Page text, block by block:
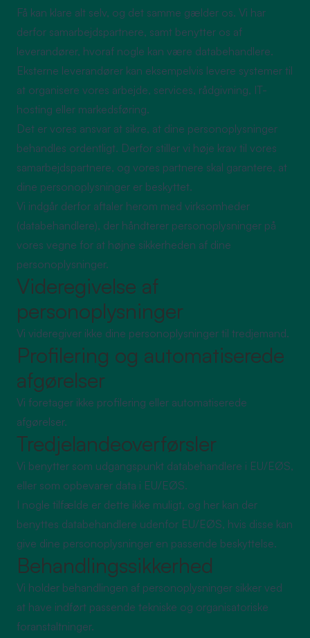
Få kan klare alt selv, og det samme gælder os. Vi har
derfor samarbejdspartnere, samt benytter os af
leverandører, hvoraf nogle kan være databehandlere.
Eksterne leverandører kan eksempelvis levere systemer til
at organisere vores arbejde, services, rådgivning, IT-
hosting eller markedsføring.
Det er vores ansvar at sikre, at dine personoplysninger
behandles ordentligt. Derfor stiller vi høje krav til vores
samarbejdspartnere, og vores partnere skal garantere, at
dine personoplysninger er beskyttet.
Vi indgår derfor aftaler herom med virksomheder
(databehandlere), der håndterer personoplysninger på
vores vegne for at højne sikkerheden af dine
personoplysninger.
Videregivelse af
personoplysninger
Vi videregiver ikke dine personoplysninger til tredjemand.
Profilering og automatiserede
afgørelser
Vi foretager ikke profilering eller automatiserede
afgørelser.
Tredjelandeoverførsler
Vi benytter som udgangspunkt databehandlere i EU/EØS,
eller som opbevarer data i EU/EØS.
I nogle tilfælde er dette ikke muligt, og her kan der
benyttes databehandlere udenfor EU/EØS, hvis disse kan
give dine personoplysninger en passende beskyttelse.
Behandlingssikkerhed
Vi holder behandlingen af personoplysninger sikker ved
at have indført passende tekniske og organisatoriske
foranstaltninger.